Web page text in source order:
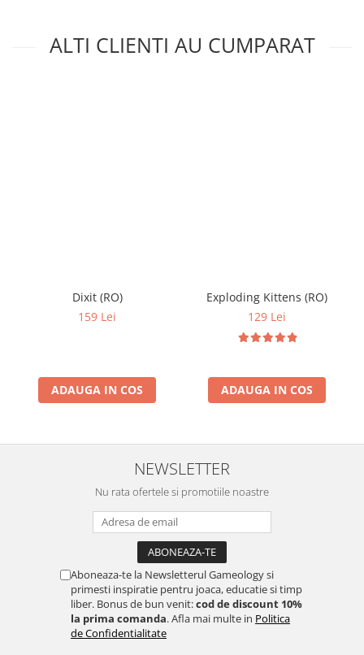
ALTI CLIENTI AU CUMPARAT
Dixit (RO)
159 Lei
ADAUGA IN COS
Exploding Kittens (RO)
129 Lei
ADAUGA IN COS
NEWSLETTER
Nu rata ofertele si promotiile noastre
Aboneaza-te la Newsletterul Gameology si
primesti inspiratie pentru joaca, educatie si timp
liber. Bonus de bun venit:cod de discount 10%
la prima comanda. Afla mai multe in Politica
de Confidentialitate